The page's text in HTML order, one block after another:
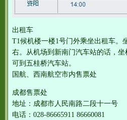
出租车
T1候机楼一楼1号门外乘坐出租车。
右。从机场到新南门汽车站的话，
可到五桂桥汽车站。
国航、西南航空市内售票处
成都售票处
地址：成都市人民南路二段十一号
电话：028-86665911 86660081